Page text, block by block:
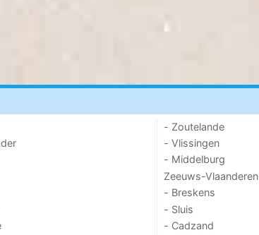
- Zoutelande
- Vlissingen
- Middelburg
Zeeuws-Vlaanderen
- Breskens
- Sluis
- Cadzand